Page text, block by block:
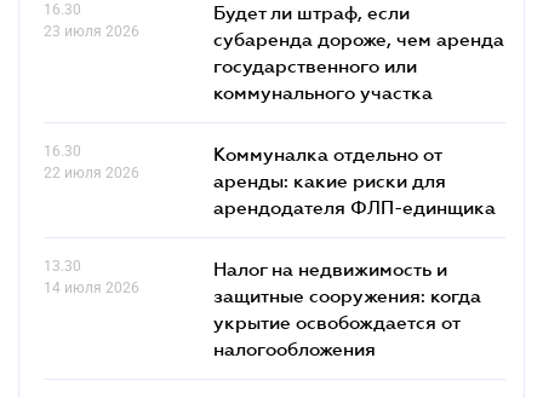
16.30
23 июля 2026
Будет ли штраф, если
субаренда дороже, чем аренда
государственного или
коммунального участка
16.30
22 июля 2026
Коммуналка отдельно от
аренды: какие риски для
арендодателя ФЛП-единщика
13.30
14 июля 2026
Налог на недвижимость и
защитные сооружения: когда
укрытие освобождается от
налогообложения